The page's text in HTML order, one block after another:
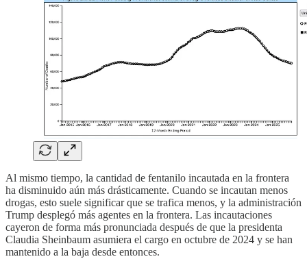
Al mismo tiempo, la cantidad de fentanilo incautada en la frontera
ha disminuido aún más drásticamente. Cuando se incautan menos
drogas, esto suele significar que se trafica menos, y la administración
Trump desplegó más agentes en la frontera. Las incautaciones
cayeron de forma más pronunciada después de que la presidenta
Claudia Sheinbaum asumiera el cargo en octubre de 2024 y se han
mantenido a la baja desde entonces.